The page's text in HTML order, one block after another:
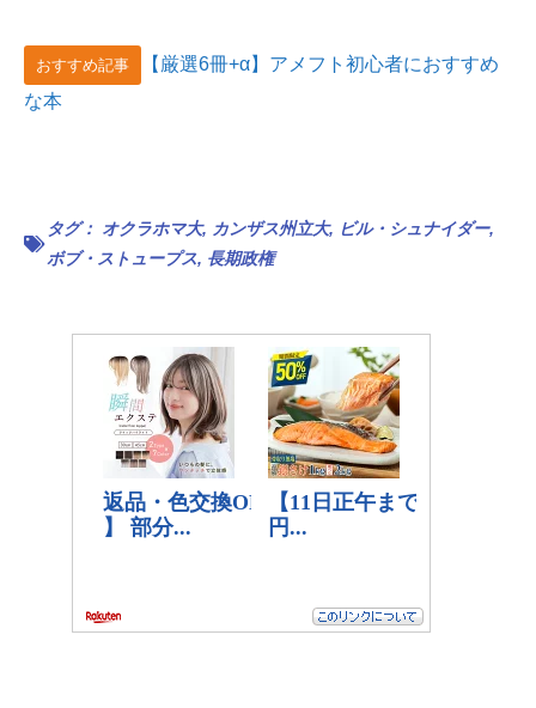
おすすめ記事
【厳選6冊+α】アメフト初心者におすすめ
な本
タグ： オクラホマ大, カンザス州立大, ビル・シュナイダー,
ボブ・ストュープス, 長期政権